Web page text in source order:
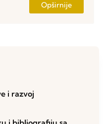
Opširnije
i razvoj